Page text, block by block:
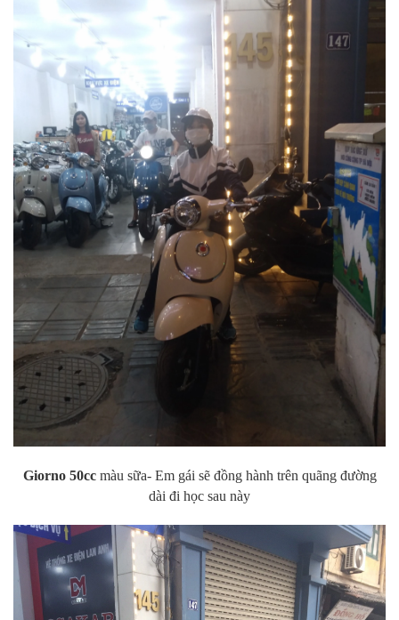
Giorno 50ccmàu sữa- Em gái sẽ đồng hành trên quãng đường
dài đi học sau này